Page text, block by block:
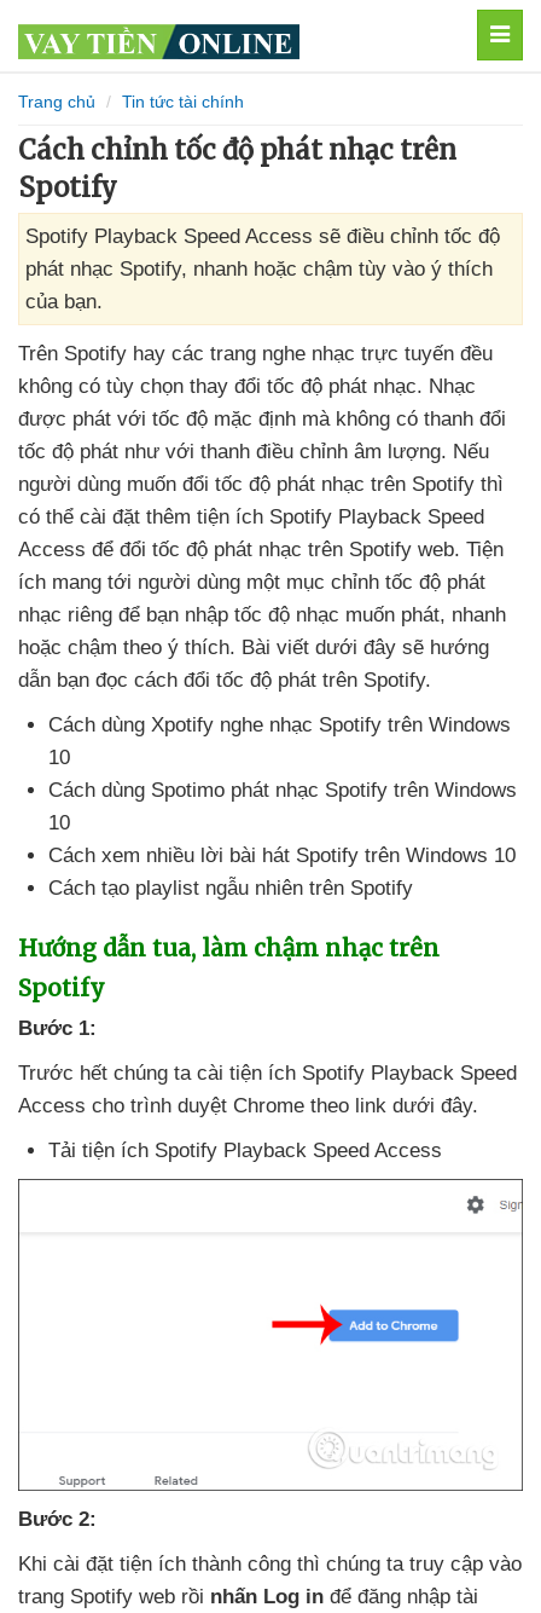
Trang chủ Tin tức tài chính
Cách chỉnh tốc độ phát nhạc trên
Spotify
Spotify Playback Speed Access sẽ điều chỉnh tốc độ
phát nhạc Spotify, nhanh hoặc chậm tùy vào ý thích
của bạn.
Trên Spotify hay các trang nghe nhạc trực tuyến đều
không có tùy chọn thay đổi tốc độ phát nhạc. Nhạc
được phát với tốc độ mặc định mà không có thanh đổi
tốc độ phát như với thanh điều chỉnh âm lượng. Nếu
người dùng muốn đổi tốc độ phát nhạc trên Spotify thì
có thể cài đặt thêm tiện ích Spotify Playback Speed
Access để đổi tốc độ phát nhạc trên Spotify web. Tiện
ích mang tới người dùng một mục chỉnh tốc độ phát
nhạc riêng để bạn nhập tốc độ nhạc muốn phát, nhanh
hoặc chậm theo ý thích. Bài viết dưới đây sẽ hướng
dẫn bạn đọc cách đổi tốc độ phát trên Spotify.
Cách dùng Xpotify nghe nhạc Spotify trên Windows
10
Cách dùng Spotimo phát nhạc Spotify trên Windows
10
Cách xem nhiều lời bài hát Spotify trên Windows 10
Cách tạo playlist ngẫu nhiên trên Spotify
Hướng dẫn tua, làm chậm nhạc trên
Spotify
Bước 1:
Trước hết chúng ta cài tiện ích Spotify Playback Speed
Access cho trình duyệt Chrome theo link dưới đây.
Tải tiện ích Spotify Playback Speed Access
Bước 2:
Khi cài đặt tiện ích thành công thì chúng ta truy cập vào
trang Spotify web rồi nhấn Log in để đăng nhập tài